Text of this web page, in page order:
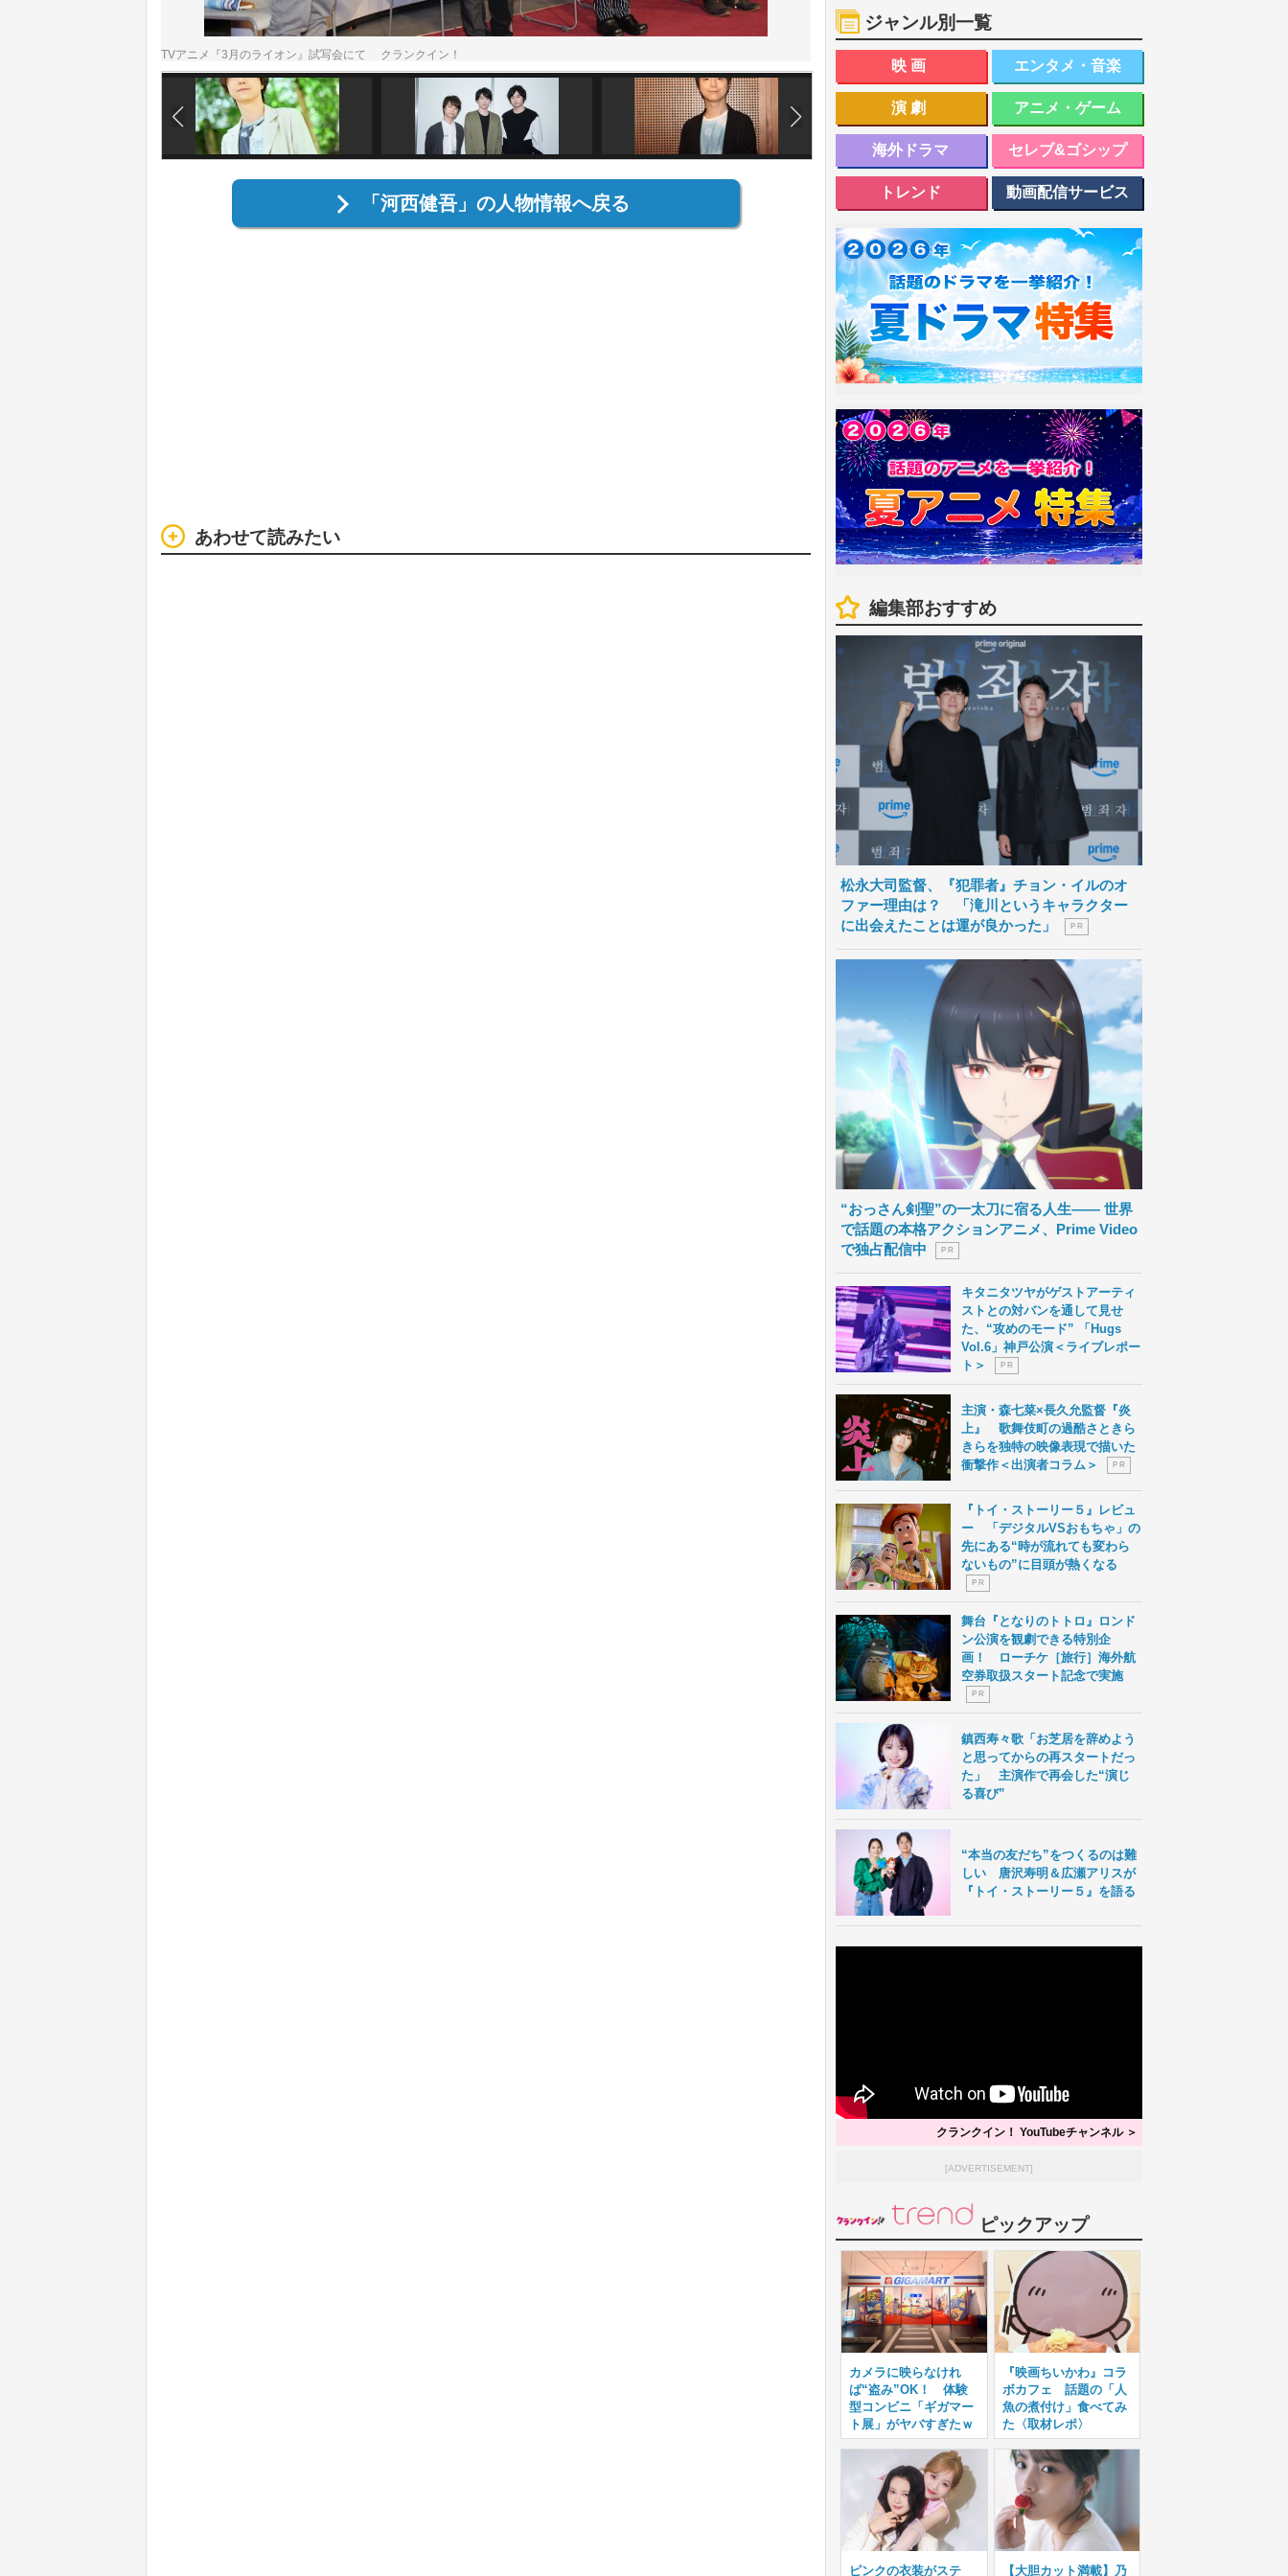
TVアニメ『3月のライオン』試写会にて クランクイン！
「河西健吾」の人物情報へ戻る
あわせて読みたい
ジャンル別一覧
映画 エンタメ・音楽
演劇 アニメ・ゲーム
海外ドラマ セレブ&ゴシップ
トレンド 動画配信サービス
編集部おすすめ
松永大司監督、『犯罪者』チョン・イルのオ
ファー理由は？ 「滝川というキャラクター
に出会えたことは運が良かった」
P R
“おっさん剣聖”の一太刀に宿る人生―― 世界
で話題の本格アクションアニメ、Prime Video
で独占配信中
P R
キタニタツヤがゲストアーティ
ストとの対バンを通して見せ
た、“攻めのモード” 「Hugs
Vol.6」神戸公演＜ライブレポー
ト＞
P R
主演・森七菜×長久允監督『炎
上』 歌舞伎町の過酷さときら
きらを独特の映像表現で描いた
衝撃作＜出演者コラム＞
P R
『トイ・ストーリー５』レビュ
ー 「デジタルVSおもちゃ」の
先にある“時が流れても変わら
ないもの”に目頭が熱くなる
P R
舞台『となりのトトロ』ロンド
ン公演を観劇できる特別企
画！ ローチケ［旅行］海外航
空券取扱スタート記念で実施
P R
鎮西寿々歌「お芝居を辞めよう
と思ってからの再スタートだっ
た」 主演作で再会した“演じ
る喜び”
“本当の友だち”をつくるのは難
しい 唐沢寿明＆広瀬アリスが
『トイ・ストーリー５』を語る
クランクイン！ YouTubeチャンネル ＞
[ADVERTISEMENT]
ピックアップ
カメラに映らなけれ
ば“盗み”OK！ 体験
型コンビニ「ギガマー
ト展」がヤバすぎたｗ
『映画ちいかわ』コラ
ボカフェ 話題の「人
魚の煮付け」食べてみ
た〈取材レポ〉
ピンクの衣装がステ 【大胆カット満載】乃